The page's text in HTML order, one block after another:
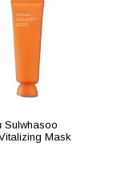
Sulwhasoo
Mask